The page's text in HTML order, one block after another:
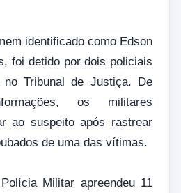
identificado como Edson
foi detido por dois policiais
Tribunal de Justiça. De
os militares
ao suspeito após rastrear
de uma das vítimas.
Militar apreendeu 11